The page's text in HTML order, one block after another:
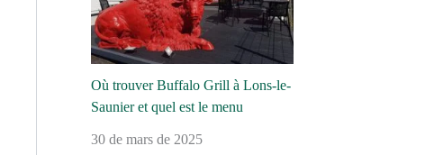
Où trouver Buffalo Grill à Lons-le-
Saunier et quel est le menu
30 de mars de 2025